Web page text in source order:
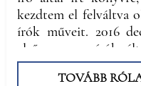
kezdtem el felváltva
írók műveit. 2016
első magyar írók
indított el az utamon
TOVÁBB